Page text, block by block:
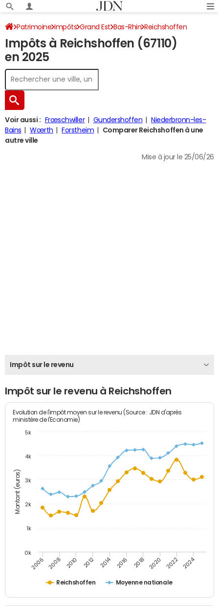
Patrimoine Impôts Grand Est Bas-Rhin Reichshoffen
Impôt sur le revenu
Impôts à Reichshoffen (67110)
en 2025
Voir aussi : Frœschwiller Gundershoffen
Niederbronn-les-
Bains
Wœrth Forstheim
Comparer Reichshoffen à une
autre ville
Mise à jour le 25/06/26
Impôt sur le revenu
Impôt sur le revenu à Reichshoffen
Montant (euros)
Evolution de l'impôt moyen sur le revenu (Source : JDN d'après
ministère de l'Economie)
Reichshoffen Moyenne nationale
2006 2008 2010 2012 2014 2016 2018 2020 2022 2024
0k
1k
2k
3k
4k
5k